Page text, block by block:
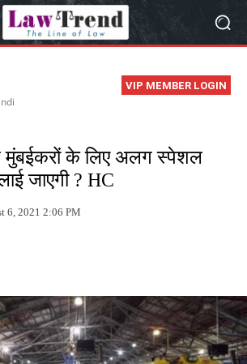
VIP MEMBER LOGIN
मुंबईकरों के लिए अलग स्पेशल
जाएगी ? HC
6, 2021 2:06 PM